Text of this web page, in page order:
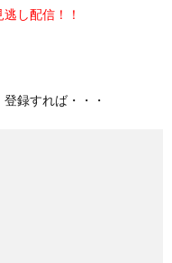
し配信！！
録すれば・・・